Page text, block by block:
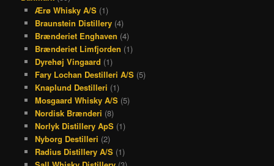
Ærø Whisky A/S(1)
Braunstein Distillery(4)
Brænderiet Enghaven (4)
Brænderiet Limfjorden (1)
Dyrehøj Vingaard (1)
Fary Lochan Destilleri A/S(5)
Knaplund Destilleri (1)
Mosgaard Whisky A/S(5)
Nordisk Brænderi (8)
Norlyk Distillery ApS(1)
Nyborg Destilleri (2)
Radius Distillery A/S(1)